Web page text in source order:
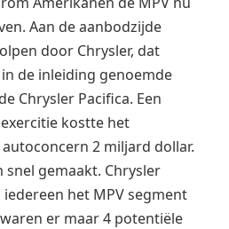
Aan de aanbodzijde
door Chrysler, dat
de inleiding genoemde
Chrysler Pacifica. Een
kostte het
2 miljard dollar.
snel gemaakt. Chrysler
het MPV segment
er maar 4 potentiële